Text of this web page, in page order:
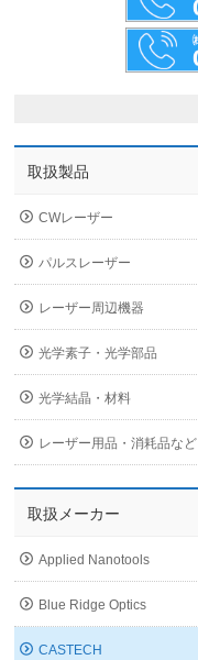
取扱製品
CWレーザー
パルスレーザー
レーザー周辺機器
光学素子・光学部品
光学結晶・材料
レーザー用品・消耗品など
取扱メーカー
Applied Nanotools
Blue Ridge Optics
CASTECH